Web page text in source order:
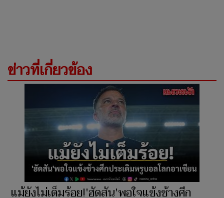
ข่าวที่เกี่ยวข้อง
แม้ยังไม่เต็มร้อย!'ฮัดสัน'พอใจแข้งช้างศึก